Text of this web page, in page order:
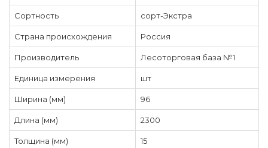
Сортность сорт-Экстра
Страна происхождения Россия
Производитель Лесоторговая база №1
Единица измерения шт
Ширина (мм) 96
Длина (мм) 2300
Толщина (мм) 15